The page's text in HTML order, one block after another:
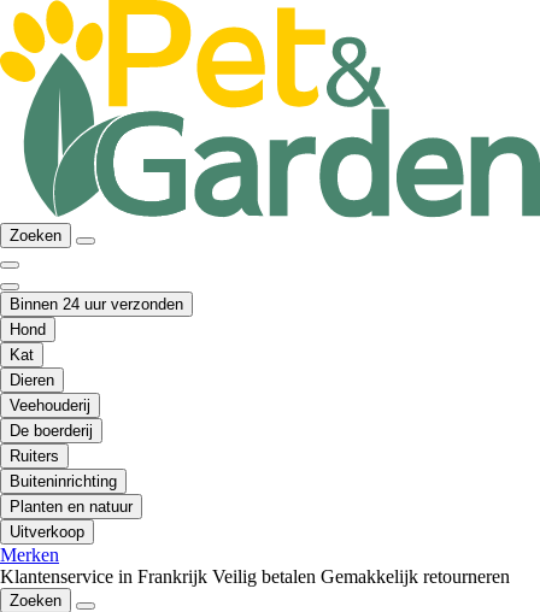
Zoeken
Binnen 24 uur verzonden
Hond
Kat
Dieren
Veehouderij
De boerderij
Ruiters
Buiteninrichting
Planten en natuur
Uitverkoop
Merken
Klantenservice in Frankrijk Veilig betalen Gemakkelijk retourneren
Zoeken